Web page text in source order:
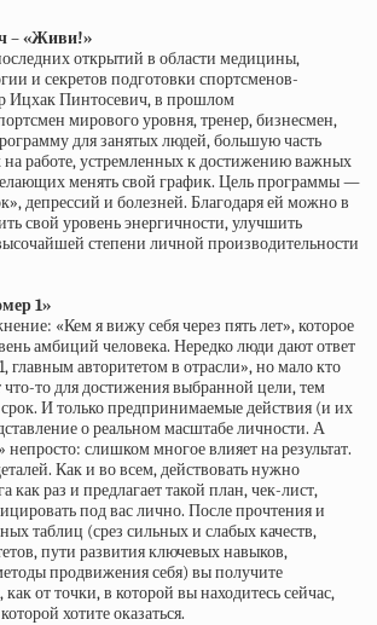
– «Живи!»
открытий в области медицины,
и секретов подготовки спортсменов-
Ицхак Пинтосевич, в прошлом
мирового уровня, тренер, бизнесмен,
для занятых людей, большую часть
работе, устремленных к достижению важных
менять свой график. Цель программы —
депрессий и болезней. Благодаря ей можно в
свой уровень энергичности, улучшить
степени личной производительности
1»
«Кем я вижу себя через пять лет», которое
амбиций человека. Нередко люди дают ответ
главным авторитетом в отрасли», но мало кто
что-то для достижения выбранной цели, тем
И только предпринимаемые действия (и их
о реальном масштабе личности. А
непросто: слишком многое влияет на результат.
Как и во всем, действовать нужно
как раз и предлагает такой план, чек-лист,
под вас лично. После прочтения и
таблиц (срез сильных и слабых качеств,
пути развития ключевых навыков,
продвижения себя) вы получите
от точки, в которой вы находитесь сейчас,
хотите оказаться.